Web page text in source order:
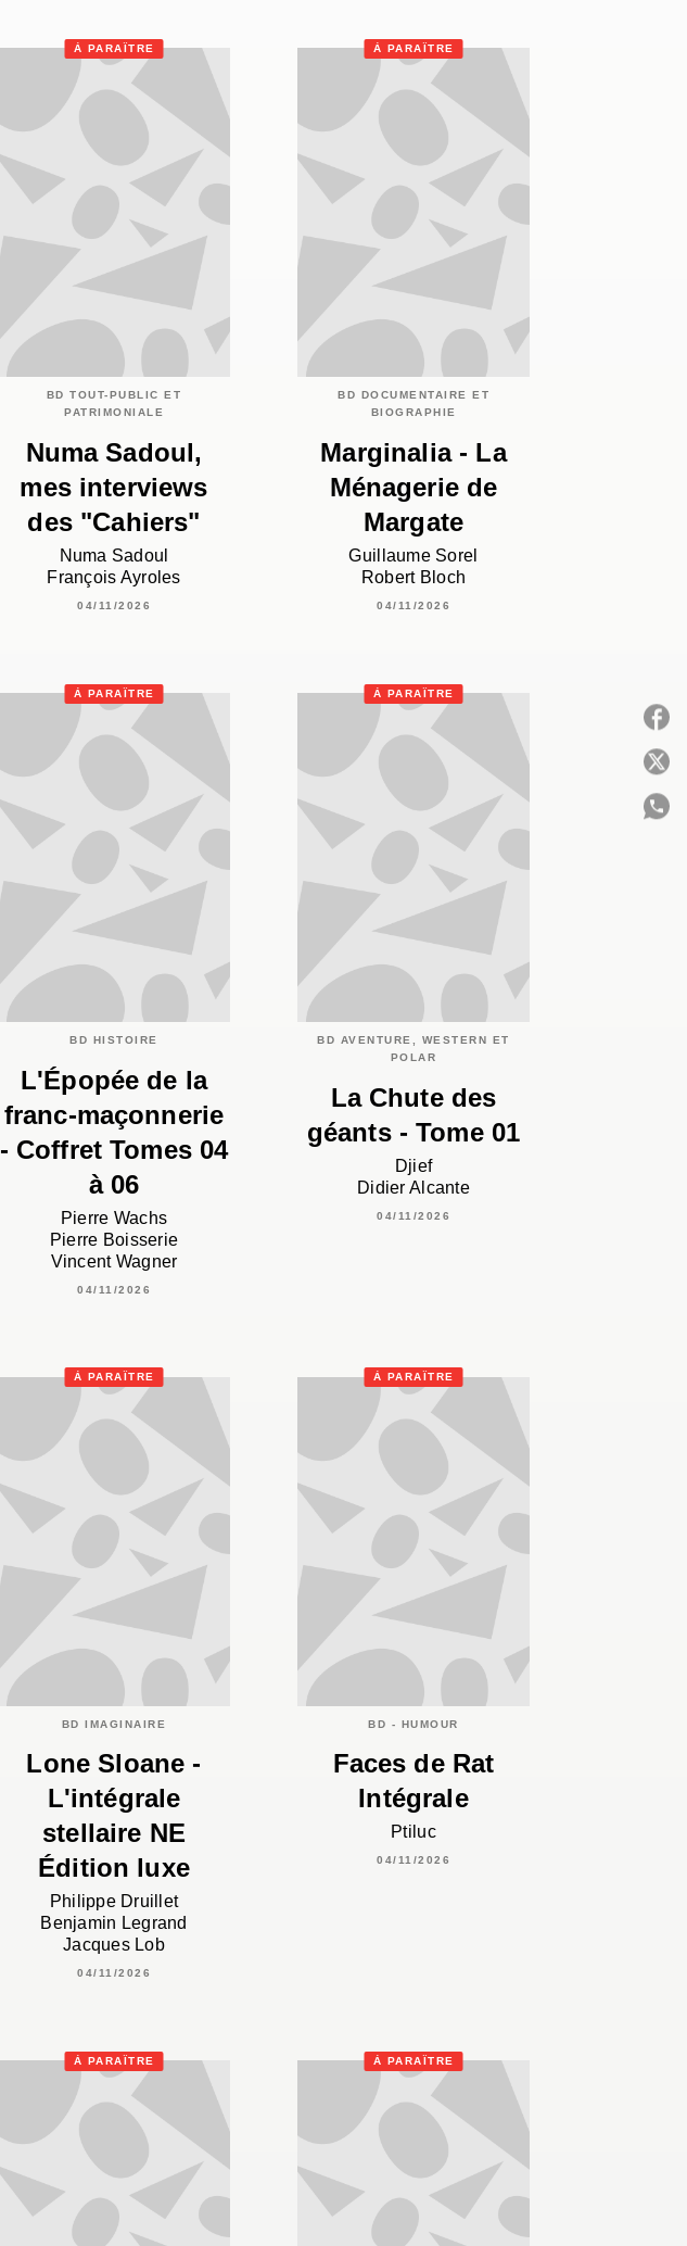
À PARAÎTRE
BD TOUT-PUBLIC ET
PATRIMONIALE
Numa Sadoul,
mes interviews
des "Cahiers"
Numa Sadoul
François Ayroles
04/11/2026
À PARAÎTRE
BD DOCUMENTAIRE ET
BIOGRAPHIE
Marginalia - La
Ménagerie de
Margate
Guillaume Sorel
Robert Bloch
04/11/2026
À PARAÎTRE
BD HISTOIRE
L'Épopée de la
franc-maçonnerie
- Coffret Tomes 04
à 06
Pierre Wachs
Pierre Boisserie
Vincent Wagner
04/11/2026
À PARAÎTRE
BD AVENTURE, WESTERN ET
POLAR
La Chute des
géants - Tome 01
Djief
Didier Alcante
04/11/2026
À PARAÎTRE
BD IMAGINAIRE
Lone Sloane -
L'intégrale
stellaire NE
Édition luxe
Philippe Druillet
Benjamin Legrand
Jacques Lob
04/11/2026
À PARAÎTRE
BD - HUMOUR
Faces de Rat
Intégrale
Ptiluc
04/11/2026
À PARAÎTRE À PARAÎTRE